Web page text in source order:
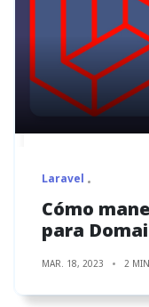
Laravel
Cómo
para
MAR. 18, 2023 2